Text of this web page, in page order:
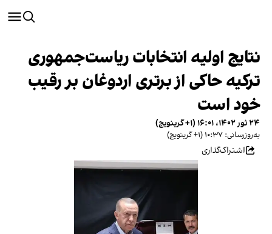
نتایج اولیه انتخابات ریاست‌جمهوری
ترکیه حاکی از برتری اردوغان بر رقیب
خود است
۲۴ ثور ۱۴۰۲، ۱۶:۰۱ (‎+۱ گرینویچ)
به‌روزرسانی: ۱۰:۳۷ (‎+۱ گرینویچ)
اشتراک‌گذاری